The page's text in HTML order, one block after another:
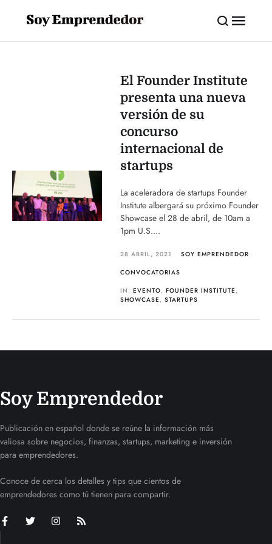
El Founder Institute
presenta una nueva
versión de su
concurso
internacional de
startups
La aceleradora de startups Founder
Institute albergará su próximo Founder
Showcase el 28 de abril, de 10am a
1pm U.S....
28 ABRIL, 2021
SOY EMPRENDEDOR
CONVOCATORIAS
IN:EVENTO,FOUNDER INSTITUTE ,
SHOWCASE ,STARTUPS
Soy Emprendedor
Publicación en español donde se reúne la información más
valiosa sobre negocios, finanzas, startups, marketing e inversión
para emprendedores.
Conoce de cerca los detalles y tips que cientos de
emprendedores como tú tienen para compartir.